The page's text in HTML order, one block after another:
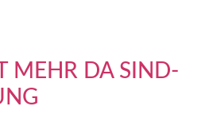
MEHR DA SIND-